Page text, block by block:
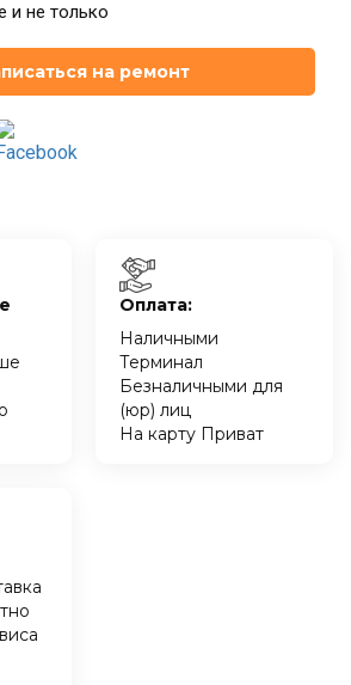
и не только
на ремонт
Оплата:
Наличными
Терминал
Безналичными для
(юр) лиц
На карту Приват